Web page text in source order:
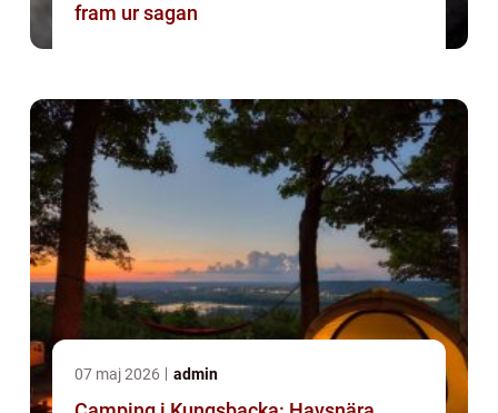
fram ur sagan
07 maj 2026 admin